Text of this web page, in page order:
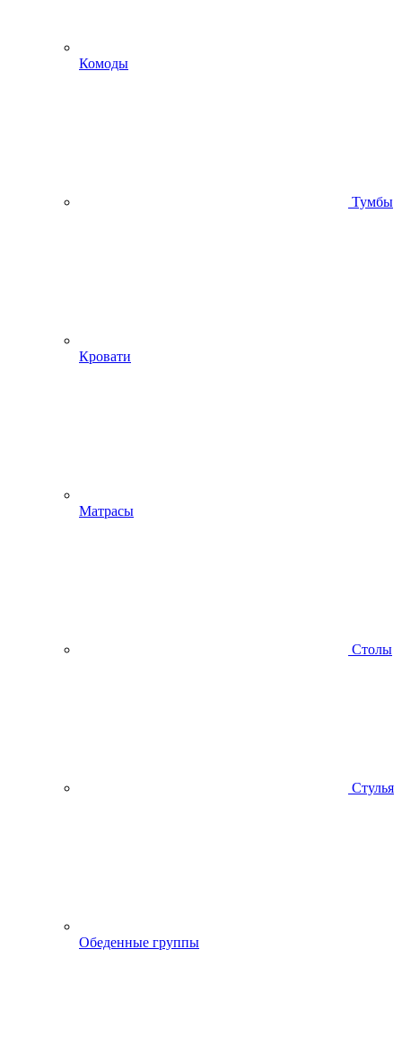
Комоды
Тумбы
Кровати
Матрасы
Столы
Стулья
Обеденные группы